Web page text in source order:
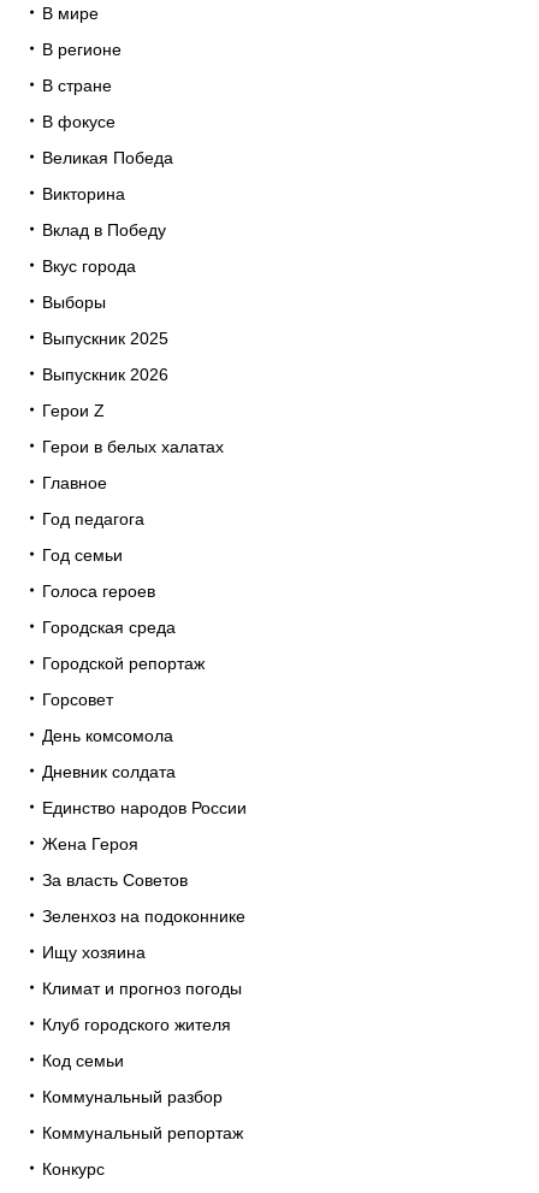
В мире
В регионе
В стране
В фокусе
Великая Победа
Викторина
Вклад в Победу
Вкус города
Выборы
Выпускник 2025
Выпускник 2026
Герои Z
Герои в белых халатах
Главное
Год педагога
Год семьи
Голоса героев
Городская среда
Городской репортаж
Горсовет
День комсомола
Дневник солдата
Единство народов России
Жена Героя
За власть Советов
Зеленхоз на подоконнике
Ищу хозяина
Климат и прогноз погоды
Клуб городского жителя
Код семьи
Коммунальный разбор
Коммунальный репортаж
Конкурс